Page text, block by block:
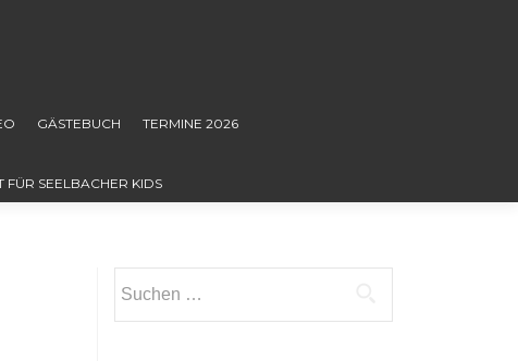
GÄSTEBUCH TERMINE 2026
FÜR SEELBACHER KIDS
nach: